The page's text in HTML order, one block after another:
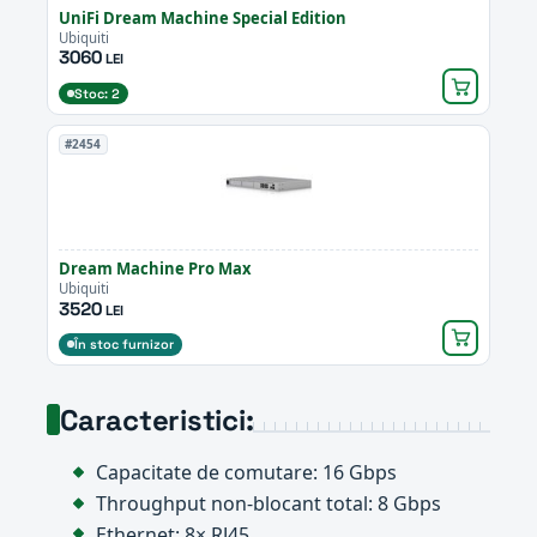
UniFi Dream Machine Special Edition
Ubiquiti
3060LEI
Stoc: 2
#2454
Dream Machine Pro Max
Ubiquiti
3520LEI
În stoc furnizor
Caracteristici:
Capacitate de comutare: 16 Gbps
Throughput non-blocant total: 8 Gbps